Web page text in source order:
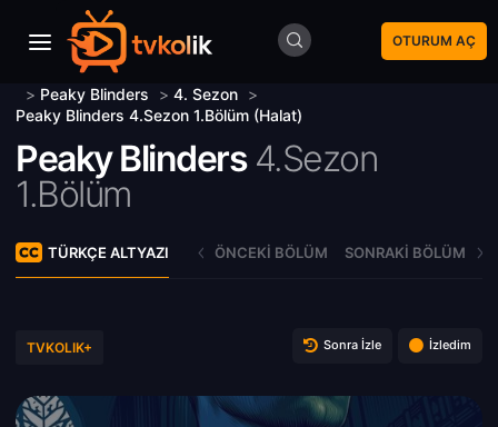
OTURUM AÇ
> Peaky Blinders > 4. Sezon >
Peaky Blinders 4.Sezon 1.Bölüm (Halat)
Peaky Blinders 4.Sezon
1.Bölüm
TÜRKÇE ALTYAZI ÖNCEKI BÖLÜM SONRAKI BÖLÜM
TVKOLIK+ Sonra İzle İzledim